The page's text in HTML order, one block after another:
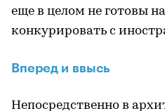
еще в целом не готовы
конкурировать с
Вперед и ввысь
Непосредственно в